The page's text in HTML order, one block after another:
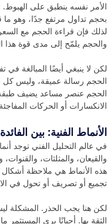
الأمر نفسه ينطبق على الهبوط.
بحجم تداول مرتفع جدًا، وهو
لذلك فإن قراءة الحجم مع
والحجم يلمّح إلى مدى قوة هذا
لكن لا ينبغي أيضًا المبالغة
الحجم رسالة عميقة، وليس
الحجم عنصر مساعد يضيف طبقة
الانكسارات أو الحركات
الأنماط الفنية: بين
في عالم التحليل الفني توجد
والقيعان، والمثلثات،
هذه الأنماط هي ملاحظة
تجميع أو تصريف أو تحول في
لكن هنا يجب الحذر. المشكلة
الثقة بها. أحيانًا يرى